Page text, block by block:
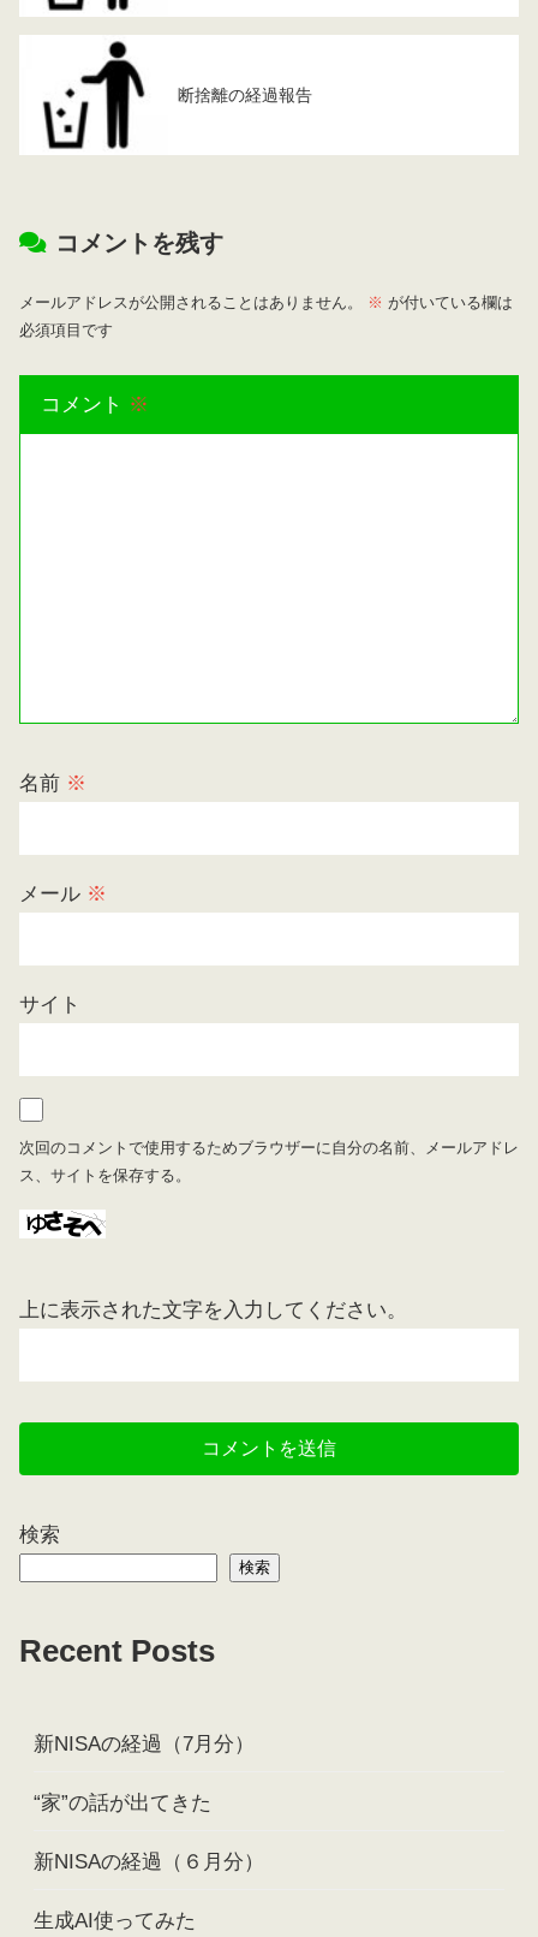
断捨離の経過報告
コメントを残す
メールアドレスが公開されることはありません。 ※ が付いている欄は
必須項目です
コメント ※
名前 ※
メール ※
サイト
次回のコメントで使用するためブラウザーに自分の名前、メールアドレ
ス、サイトを保存する。
上に表示された文字を入力してください。
検索
検索
Recent Posts
新NISAの経過（7月分）
“家”の話が出てきた
新NISAの経過（６月分）
生成AI使ってみた